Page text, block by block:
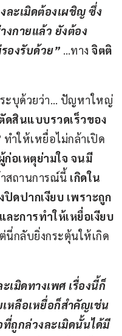
ละเมิดต้องเผชิญ ซึ่ง
งกายแล้ว ยังต้อง
องรับด้วย” …ทาง จิตติ
ะบุด้วยว่า… ปัญหาใหญ่
ดสินแบบรวดเร็วของ
ทำให้เหยื่อไม่กล้าเปิด
ก่อเหตุย่ามใจ จนมี
สถานการณ์นี้ เกิดใน
ดปากเงียบ เพราะถูก
ะการทำให้เหยื่อเงียบ
นี่กลับยิ่งกระตุ้นให้เกิด
เมิดทางเพศ เรื่องนี้ก็
หลือเหยื่อก็สำคัญเช่น
ถูกล่วงละเมิดนั้นได้มี